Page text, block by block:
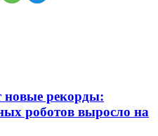
новые рекорды:
роботов выросло на